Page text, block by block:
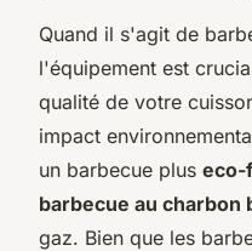
Quand il s'agit de
l'équipement est
qualité de votre
impact
un barbecue plus eco-
barbecue au charbon
gaz. Bien que les